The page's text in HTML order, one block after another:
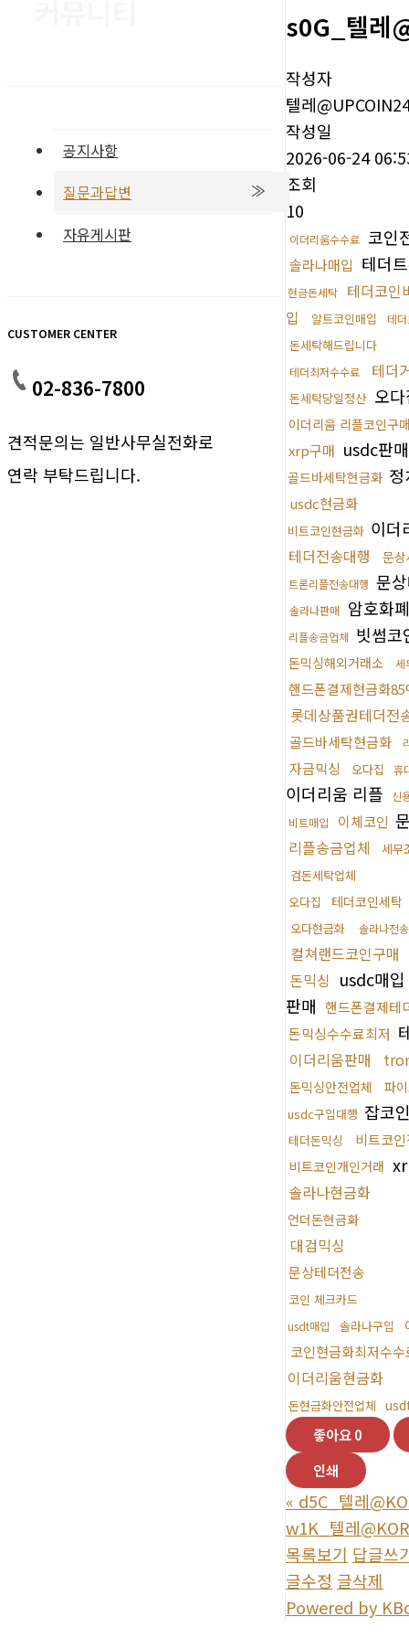
공지사항
질문과답변
자유게시판
CUSTOMER CENTER
02-836-7800
견적문의는 일반사무실전화로
연락 부탁드립니다.
s0G_텔레
작성자
텔레
작성일
2026-06-24
조회
10
이더리움수수료 코인
솔라나매입 테더
현금돈세탁
테더코인
입
알트코인매입 테
돈세탁해드립니다
테더최저수수료 테더
돈세탁당일정산 오
이더리움 리플코인구
xrp구매 usdc판
골드바세탁현금화
usdc현금화
비트코인현금화 이
테더전송대행 문
트론리플전송대행 문
솔라나판매 암호화
리플송금업체 빗썸
돈믹싱해외거래소 세
핸드폰결제현금화
롯데상품권테더전
골드바세탁현금화
자금믹싱 오다집 휴
이더리움 리플
신
비트매입
이체코인
리플송금업체
세무
검돈세탁업체
오다집
테더코인세탁
오다현금화 솔라나전
컬쳐랜드코인구매
돈믹싱 usdc매입
판매 핸드폰결제테
돈믹싱수수료최저
이더리움판매
돈믹싱안전업체 파
usdc구입대행 잡코
테더돈믹싱 비트코
비트코인개인거래
솔라나현금화
언더돈현금화
대검믹싱
문상테더전송
코인 체크카드
usdt매입 솔라나구입
코인현금화최저수수
이더리움현금화
돈현금화안전업체
좋아요0
인쇄
« d5C_텔레
w1K_텔레
목록보기 답글쓰
글수정 글삭제
Powered by